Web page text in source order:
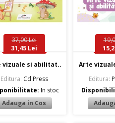
37,00 Lei
31,45 Lei
vizuale si abilitat..
Editura: Cd Press
In stoc
Arte
Editura: